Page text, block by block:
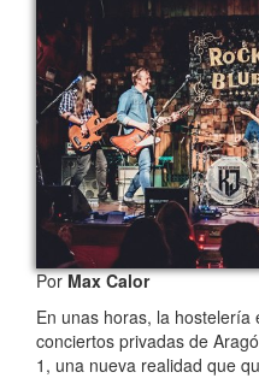
PorMax Calor
En unas horas, la
conciertos privadas de
1, una nueva realidad que